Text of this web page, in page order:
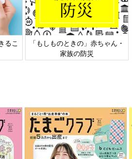
るこ
「もしものときの」赤ちゃん・
家族の防災